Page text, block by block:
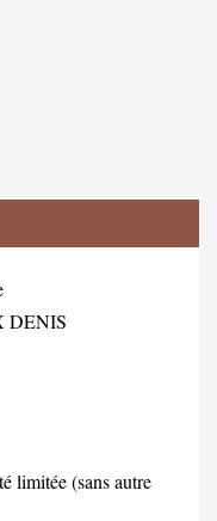
DENIS
limitée (sans autre